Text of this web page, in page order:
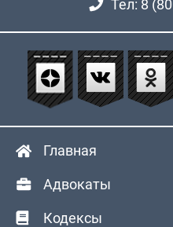
Тел: 8
Главная
Адвокаты
Кодексы